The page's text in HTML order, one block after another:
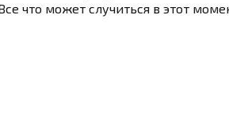
что может случиться в этот